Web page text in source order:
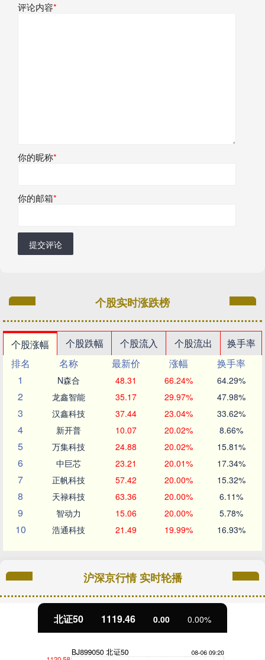
评论内容*
你的昵称*
你的邮箱*
提交评论
个股实时涨跌榜
个股涨幅 个股跌幅 个股流入 个股流出
换手率
排名
名称 最新价 涨幅
换手率
1
N森合 48.31 66.24% 64.29%
2 龙鑫智能 35.17 29.97% 47.98%
3 汉鑫科技 37.44 23.04% 33.62%
4 新开普 10.07 20.02% 8.66%
5 万集科技 24.88 20.02% 15.81%
6 中巨芯 23.21 20.01% 17.34%
7 正帆科技 57.42 20.00% 15.32%
8 天禄科技 63.36 20.00% 6.11%
9 智动力 15.06 20.00% 5.78%
10 浩通科技 21.49 19.99% 16.93%
沪深京行情 实时轮播
北证50 1119.46 0.00 0.00%